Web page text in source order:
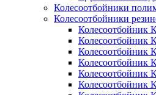
Колесоотбойники
Колесоотбойники
Колесоотбойник
Колесоотбойник
Колесоотбойник
Колесоотбойник
Колесоотбойник
Колесоотбойник